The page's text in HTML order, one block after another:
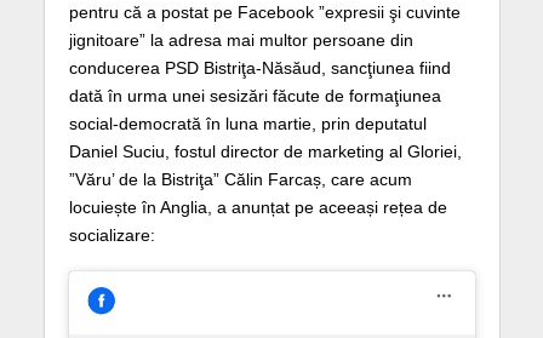
pentru că a postat pe Facebook ”expresii şi cuvinte
jignitoare” la adresa mai multor persoane din
conducerea PSD Bistriţa-Năsăud, sancţiunea fiind
dată în urma unei sesizări făcute de formaţiunea
social-democrată în luna martie, prin deputatul
Daniel Suciu, fostul director de marketing al Gloriei,
”Văru’ de la Bistriţa” Călin Farcaș, care acum
locuiește în Anglia, a anunțat pe aceeași rețea de
socializare: